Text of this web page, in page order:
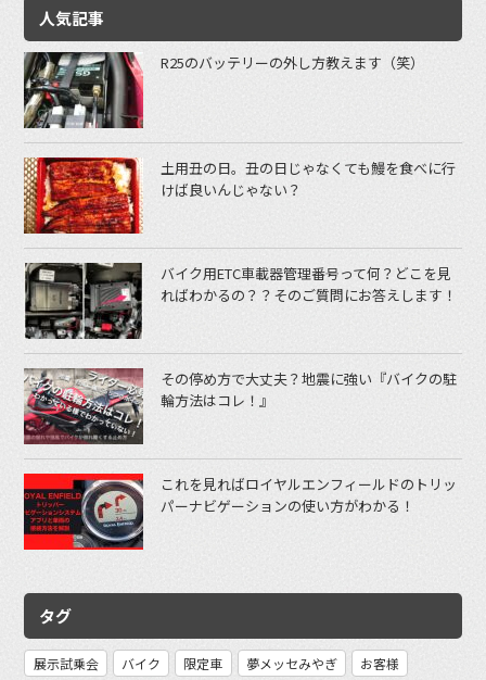
人気記事
R25のバッテリーの外し方教えます（笑）
土用丑の日。丑の日じゃなくても鰻を食べに行
けば良いんじゃない？
バイク用ETC車載器管理番号って何？どこを見
ればわかるの？？そのご質問にお答えします！
その停め方で大丈夫？地震に強い『バイクの駐
輪方法はコレ！』
これを見ればロイヤルエンフィールドのトリッ
パーナビゲーションの使い方がわかる！
タグ
展示試乗会 バイク 限定車 夢メッセみやぎ
お客様